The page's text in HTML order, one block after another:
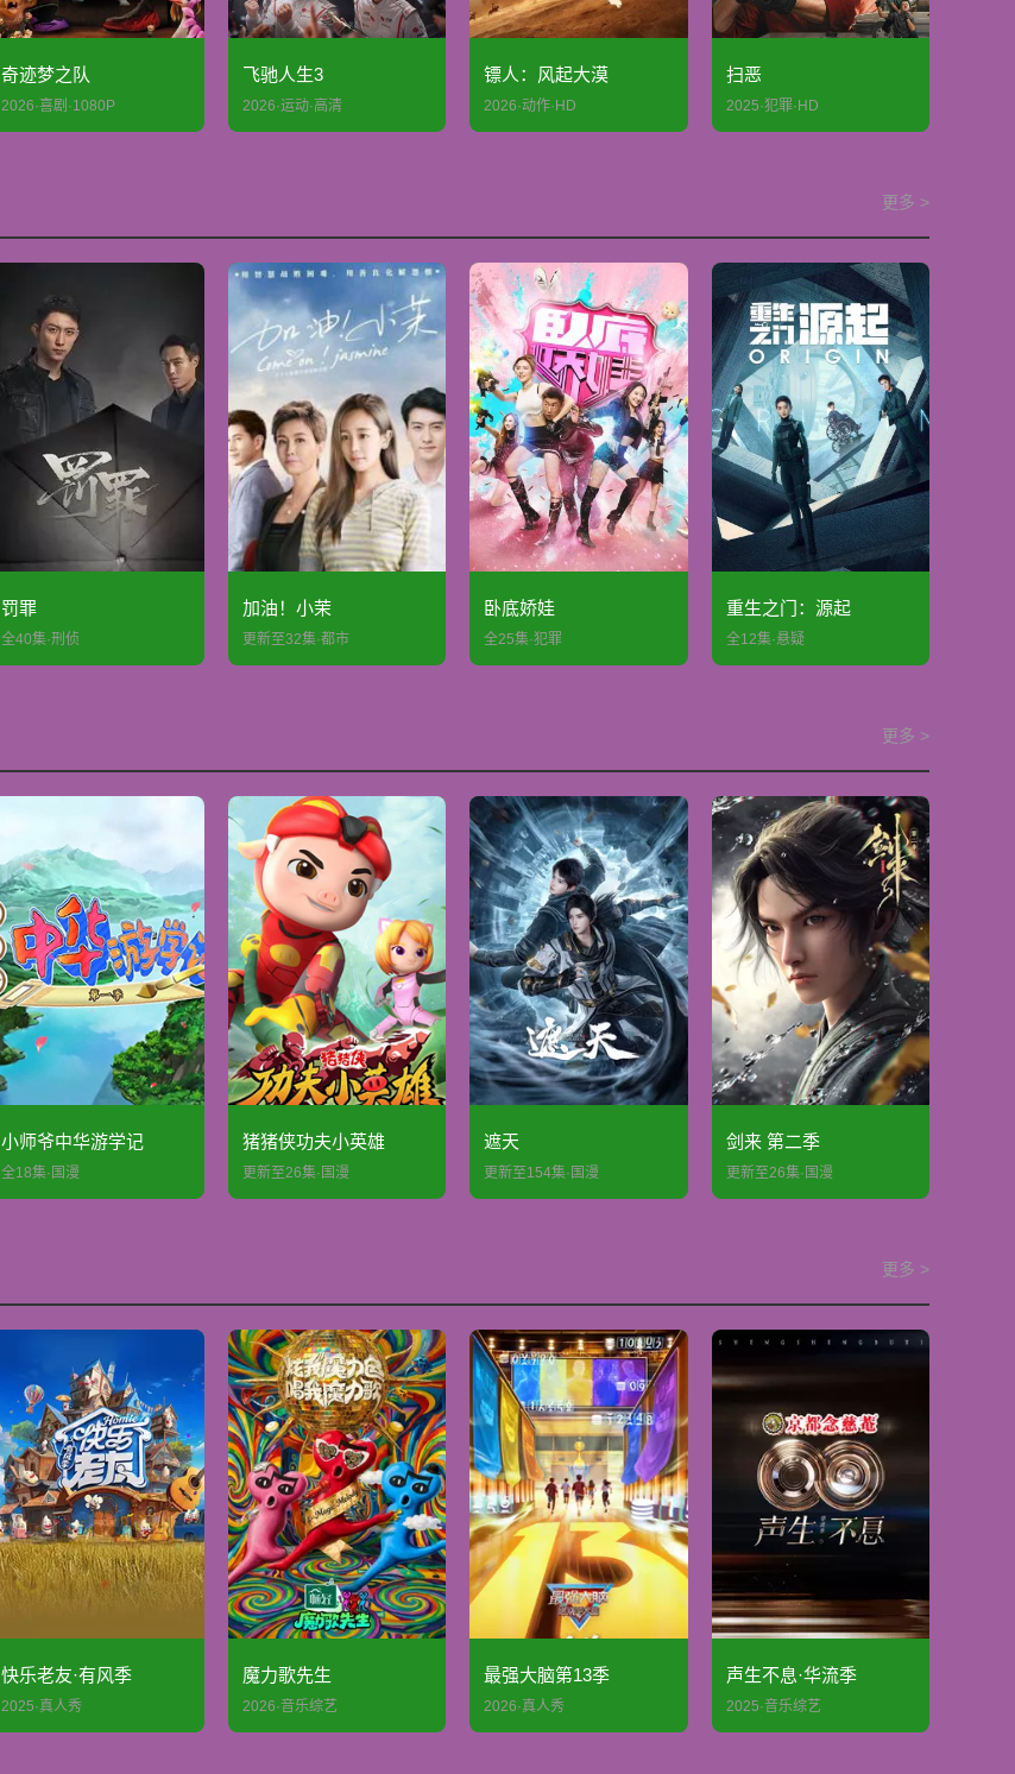
奇迹梦之队
2026·喜剧·1080P
飞驰人生3
2026·运动·高清
镖人：风起大漠
2026·动作·HD
扫恶
2025·犯罪·HD
更多 >
罚罪
全40集·刑侦
加油！小茉
更新至32集·都市
卧底娇娃
全25集·犯罪
重生之门：源起
全12集·悬疑
更多 >
小师爷中华游学记
全18集·国漫
猪猪侠功夫小英雄
更新至26集·国漫
遮天
更新至154集·国漫
剑来 第二季
更新至26集·国漫
更多 >
快乐老友·有风季
2025·真人秀
魔力歌先生
2026·音乐综艺
最强大脑第13季
2026·真人秀
声生不息·华流季
2025·音乐综艺